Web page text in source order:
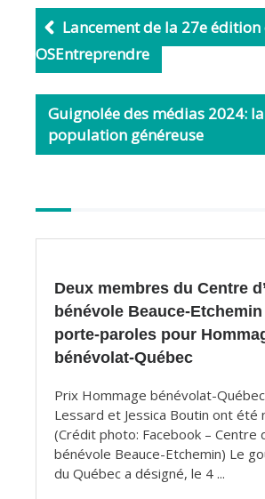
b
o
o
k
l
Lancement de la 27e
OSEntreprendre
Guignolée des médias 2024: la
population généreuse
articles
Deux membres du Centre
bénévole Beauce-
porte-paroles pour
bénévolat-Québec
Prix Hommage bénévolat-
Lessard et Jessica Boutin ont été
(Crédit photo: Facebook – Centre
bénévole Beauce-Etchemin) Le
du Québec a désigné, le 4 ...